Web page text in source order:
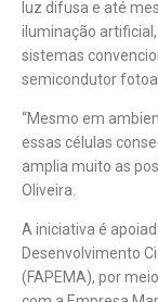
luz difusa e até
iluminação
sistemas
semicondutor
“Mesmo em
essas células
amplia muito as
Oliveira.
A iniciativa é
Desenvolvimento
(FAPEMA), por